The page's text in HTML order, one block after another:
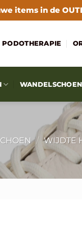
items in de
PODOTHERAPIE
/ WIJDTE